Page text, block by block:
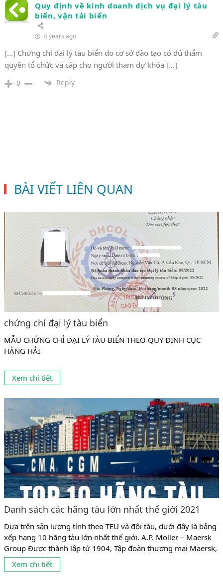
Quy định về kinh doanh dịch vụ đại lý tàu
biển, vận tải biển
4 years ago
[…] Chứng chỉ đại lý tàu biển do cơ sở đào tạo có đủ thẩm
quyền tổ chức và cấp cho người tham dự khóa […]
0 Reply
BÀI VIẾT LIÊN QUAN
chứng chỉ đại lý tàu biển
MẪU CHỨNG CHỈ ĐẠI LÝ TÀU BIỂN THEO QUY ĐỊNH CỤC
HÀNG HẢI
Xem chi tiết
Danh sách các hãng tàu lớn nhất thế giới 2021
Dựa trên sản lượng tính theo TEU và đội tàu, dưới đây là bảng
xếp hạng 10 hãng tàu lớn nhất thế giới. A.P. Moller – Maersk
Group Được thành lập từ 1904, Tập đoàn thương mại Maersk,
hay Maersk Line, A.P. Moller – Maersk Group ở Đan Mạch là
hãng tàu lớn nhất thế giới. Với số lượng...
Xem chi tiết